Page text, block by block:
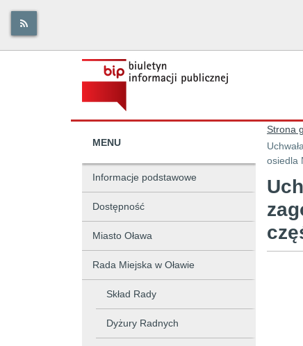
MENU
Informacje podstawowe
Dostępność
Miasto Oława
Rada Miejska w Oławie
Skład Rady
Dyżury Radnych
Strona
osiedla